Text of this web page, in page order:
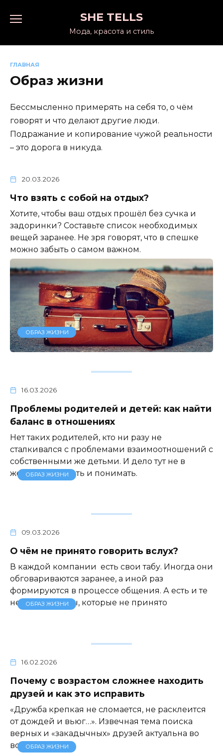
SHE TELLS
Мода, красота и стиль
ГЛАВНАЯ
Образ жизни
Бессмысленно примерять на себя то, о чём
говорят и что делают другие люди.
Подражание и копирование чужой реальности
– это дорога в никуда.
20.03.2026
Что взять с собой на отдых?
Хотите, чтобы ваш отдых прошёл без сучка и
задоринки? Составьте список необходимых
вещей заранее. Не зря говорят, что в спешке
можно забыть о самом важном.
ОБРАЗ ЖИЗНИ
16.03.2026
Проблемы родителей и детей: как найти
баланс в отношениях
Нет таких родителей, кто ни разу не
сталкивался с проблемами взаимоотношений с
собственными же детьми. И дело тут не в
желании слушать и понимать.
ОБРАЗ ЖИЗНИ
09.03.2026
О чём не принято говорить вслух?
В каждой компании есть свои табу. Иногда они
обговариваются заранее, а иной раз
формируются в процессе общения. А есть и те
негласные темы, которые не принято
ОБРАЗ ЖИЗНИ
16.02.2026
Почему с возрастом сложнее находить
друзей и как это исправить
«Дружба крепкая не сломается, не расклеится
от дождей и вьюг…». Извечная тема поиска
верных и «закадычных» друзей актуальна во
все времена.
ОБРАЗ ЖИЗНИ